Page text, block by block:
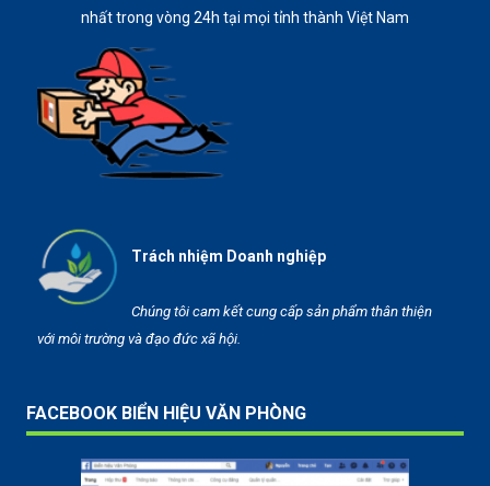
nhất trong vòng 24h tại mọi tỉnh thành Việt Nam
Trách nhiệm Doanh nghiệp
Chúng tôi cam kết cung cấp sản phẩm thân thiện
với môi trường và đạo đức xã hội.
FACEBOOK BIỂN HIỆU VĂN PHÒNG